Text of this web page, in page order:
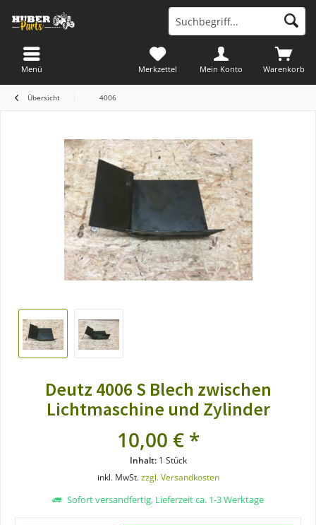
Warenkorb
Merkzettel Mein Konto
Menü
Übersicht 4006
Deutz 4006 S Blech zwischen
Lichtmaschine und Zylinder
10,00 € *
Inhalt: 1 Stück
inkl. MwSt.zzgl. Versandkosten
Sofort versandfertig, Lieferzeit ca. 1-3 Werktage